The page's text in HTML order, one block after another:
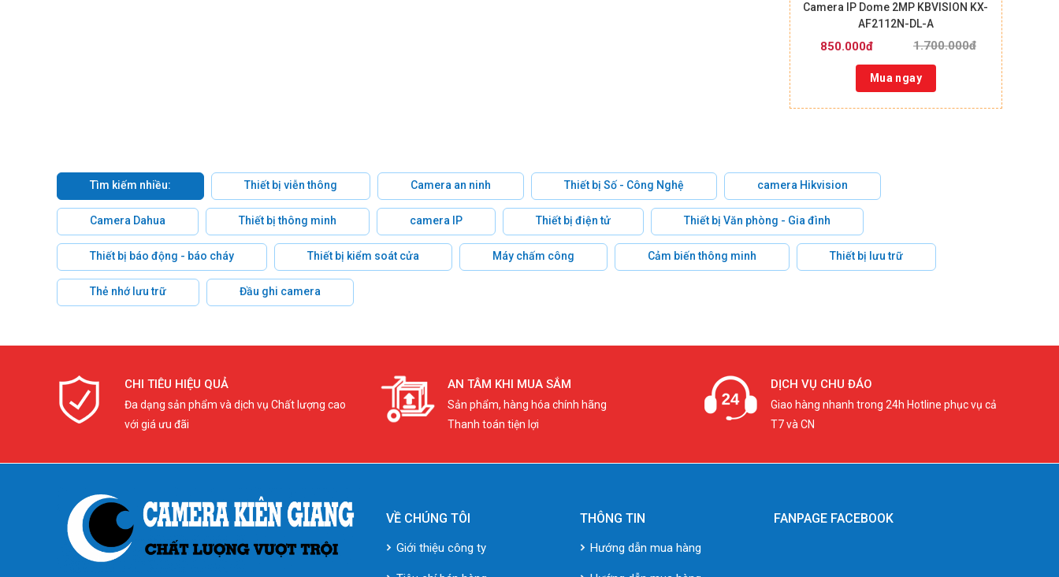
Camera IP Dome 2MP KBVISION KX-
AF2112N-DL-A
1.700.000đ
850.000đ
Mua ngay
Tìm kiếm nhiều: Thiết bị viễn thông Camera an ninh Thiết bị Số - Công Nghệ camera Hikvision
Camera Dahua Thiết bị thông minh camera IP Thiết bị điện tử Thiết bị Văn phòng - Gia đình
Thiết bị báo động - báo cháy Thiết bị kiểm soát cửa Máy chấm công Cảm biến thông minh Thiết bị lưu trữ
Thẻ nhớ lưu trữ Đầu ghi camera
CHI TIÊU HIỆU QUẢ
Đa dạng sản phẩm và dịch vụ Chất lượng cao
với giá ưu đãi
AN TÂM KHI MUA SẮM
Sản phẩm, hàng hóa chính hãng
Thanh toán tiện lợi
DỊCH VỤ CHU ĐÁO
Giao hàng nhanh trong 24h Hotline phục vụ cả
T7 và CN
VỀ CHÚNG TÔI
Giới thiệu công ty
THÔNG TIN
Hướng dẫn mua hàng
FANPAGE FACEBOOK